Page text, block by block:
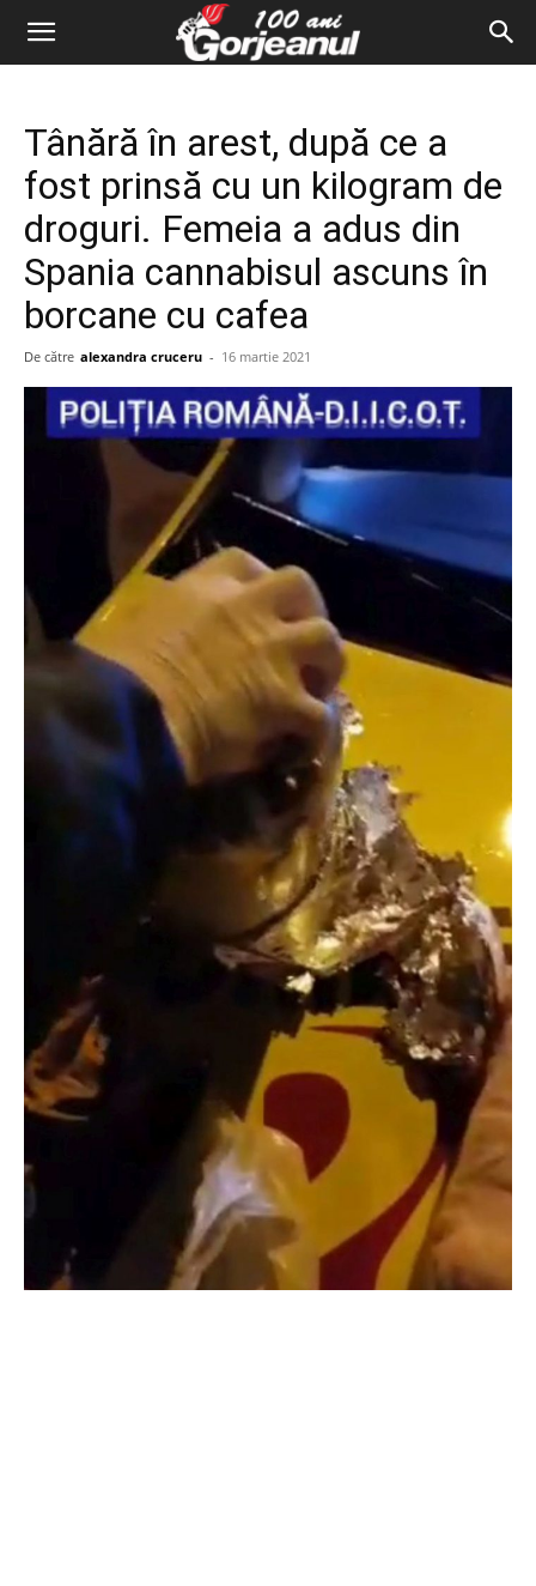
Tânără în arest, după ce a
fost prinsă cu un kilogram de
droguri. Femeia a adus din
Spania cannabisul ascuns în
borcane cu cafea
De către alexandra cruceru - 16 martie 2021